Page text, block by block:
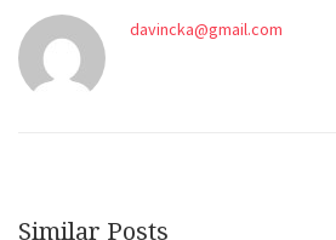
davincka@gmail.com
Similar Posts